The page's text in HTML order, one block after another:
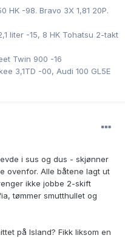
HK -98. Bravo 3X 1,81 20P.
liter -15, 8 HK Tohatsu 2-takt
Twin 900 -16
3,1TD -00, Audi 100 GL5E
i sus og dus - skjønner
ovenfor. Alle båtene lagt ut
ikke jobbe 2-skift
tømmer smutthullet og
på Island? Fikk liksom en